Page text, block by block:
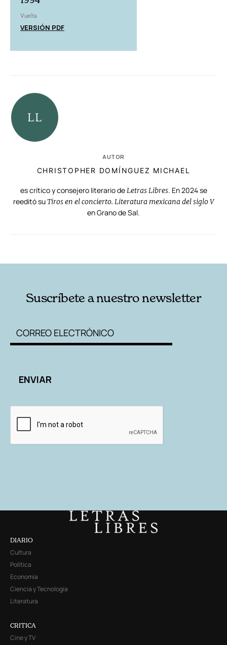
Vuelta
VERSIÓN PDF
AUTOR
CHRISTOPHER DOMÍNGUEZ MICHAEL
es crítico y consejero literario deLetras Libres. En 2024 se
reeditó suTiros en el concierto. Literatura mexicana del siglo V
en Grano de Sal.
Suscríbete a nuestro newsletter
DIARIO
Cultura
Política
Economía
Ciencia y Tecnología
Literatura
CRITICA
Cine y TV